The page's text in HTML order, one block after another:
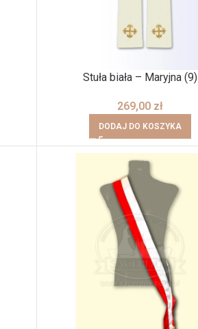
Stuła biała – Maryjna (9)
269,00 zł
DODAJ DO KOSZYKA